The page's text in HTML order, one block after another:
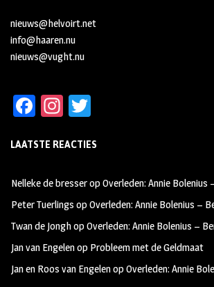
nieuws@helvoirt.net
info@haaren.nu
nieuws@vught.nu
Fa
b
oo
k
In
ag
m
tt
LAATSTE REACTIES
Nelleke de bresseropOverleden: Annie Bolenius
Peter Tuerlings opOverleden: Annie Bolenius –
Twan de JonghopOverleden: Annie Bolenius –
Jan van Engelenop Probleem met de Geldmaat
Jan en Roos van EngelenopOverleden: Annie